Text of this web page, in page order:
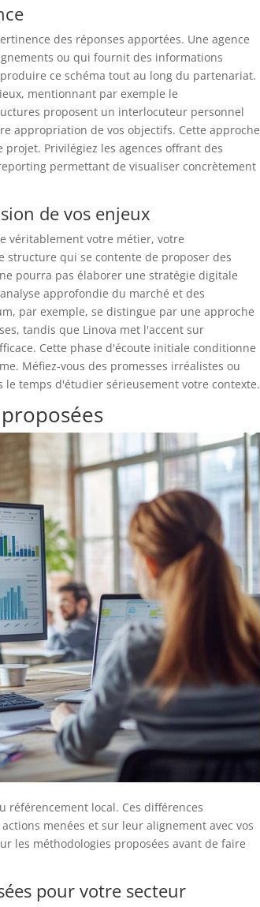
des réponses apportées. Une agence
ou qui fournit des informations
ce schéma tout au long du partenariat.
mentionnant par exemple le
proposent un interlocuteur personnel
appropriation de vos objectifs. Cette approche
Privilégiez les agences offrant des
permettant de visualiser concrètement
de vos enjeux
véritablement votre métier, votre
qui se contente de proposer des
pourra pas élaborer une stratégie digitale
approfondie du marché et des
par exemple, se distingue par une approche
tandis que Linova met l'accent sur
Cette phase d'écoute initiale conditionne
Méfiez-vous des promesses irréalistes ou
temps d'étudier sérieusement votre contexte.
référencement local. Ces différences
menées et sur leur alignement avec vos
les méthodologies proposées avant de faire
pour votre secteur